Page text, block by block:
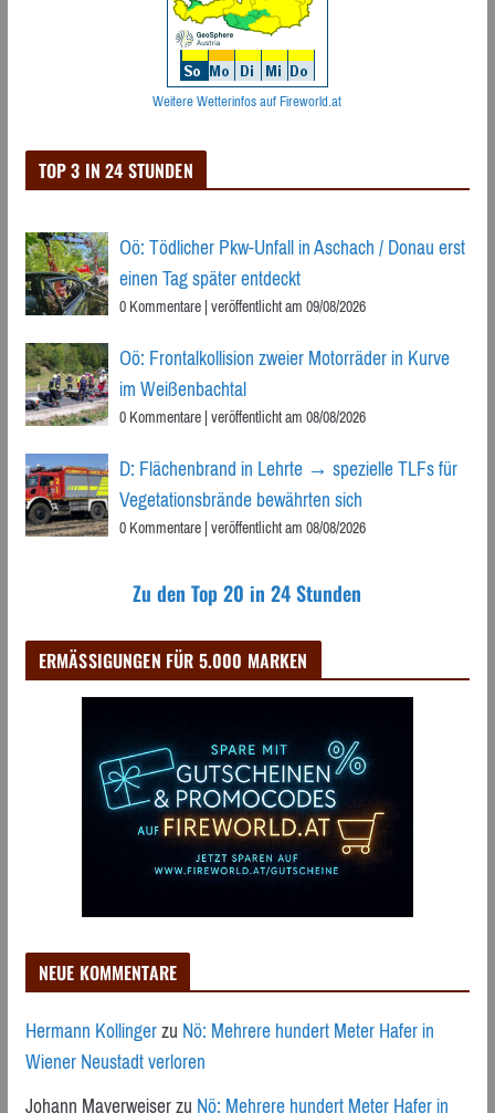
Weitere Wetterinfos auf Fireworld.at
TOP 3 IN 24 STUNDEN
Oö: Tödlicher Pkw-Unfall in Aschach / Donau erst
einen Tag später entdeckt
0 Kommentare|veröffentlicht am 09/08/2026
Oö: Frontalkollision zweier Motorräder in Kurve
im Weißenbachtal
0 Kommentare|veröffentlicht am 08/08/2026
D: Flächenbrand in Lehrte → spezielle TLFs für
Vegetationsbrände bewährten sich
0 Kommentare|veröffentlicht am 08/08/2026
Zu den Top 20 in 24 Stunden
ERMÄSSIGUNGEN FÜR 5.000 MARKEN
NEUE KOMMENTARE
Hermann KollingerzuNö: Mehrere hundert Meter Hafer in
Wiener Neustadt verloren